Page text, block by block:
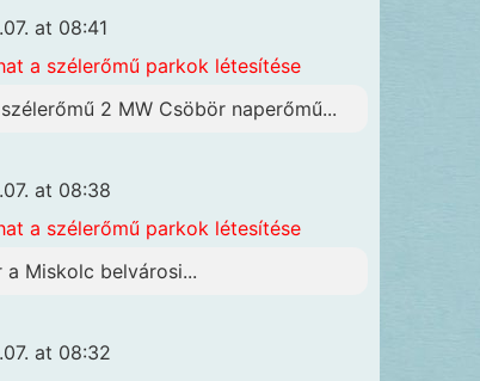
at 08:41
a szélerőmű parkok létesítése
2 MW Csöbör naperőmű...
at 08:38
a szélerőmű parkok létesítése
a Miskolc belvárosi...
at 08:32